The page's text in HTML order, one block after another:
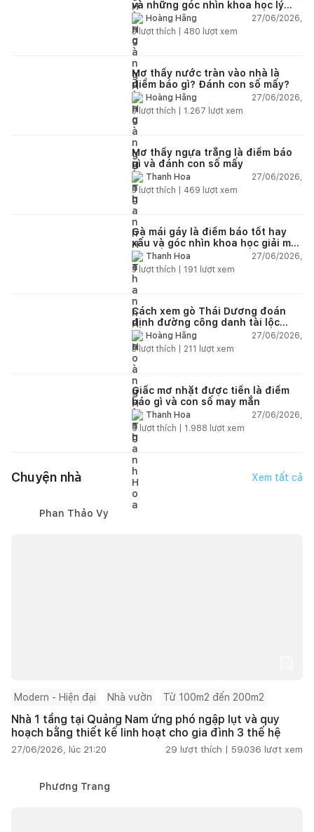
và những góc nhìn khoa học lý
giảiHoàng Hằng
27/06/2026,
3lượt thích | 480 lượt xem
Mơ thấy nước tràn vào nhà là
điềm báo gì? Đánh con số mấy?
Hoàng Hằng
27/06/2026,
3lượt thích | 1.267 lượt xem
Mơ thấy ngựa trắng là điềm báo
gì và đánh con số mấy
Thanh Hoa
27/06/2026,
3lượt thích | 469 lượt xem
Gà mái gáy là điềm báo tốt hay
xấu và góc nhìn khoa học giải mã
chi tiết
Thanh Hoa
27/06/2026,
3lượt thích | 191 lượt xem
Cách xem gò Thái Dương đoán
định đường công danh tài lộc
theo nhân tướng học
Hoàng Hằng
27/06/2026,
3lượt thích | 211 lượt xem
Giấc mơ nhặt được tiền là điềm
báo gì và con số may mắn
Thanh Hoa
27/06/2026,
6 lượt thích | 1.988 lượt xem
Chuyện nhà Xem tất cả
Phan Thảo Vy
Modern - Hiện đại Nhà vườn Từ 100m2 đến 200m2
Nhà 1 tầng tại Quảng Nam ứng phó ngập lụt và quy
hoạch bằng thiết kế linh hoạt cho gia đình 3 thế hệ
27/06/2026, lúc 21:20 29 lượt thích | 59.036 lượt xem
Phương Trang